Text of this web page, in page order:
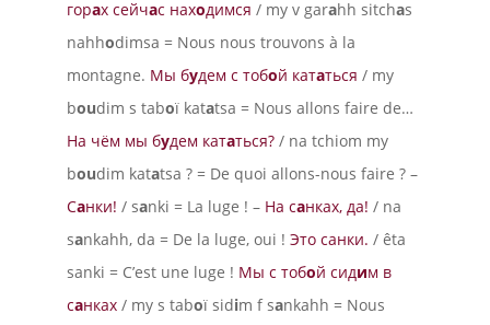
горах сейчас находимся / my v garahh sitchas
nahhodimsa = Nous nous trouvons à la
montagne. Мы будем с тобой кататься / my
boudim s taboï katatsa = Nous allons faire de…
На чём мы будем кататься?/ na tchiom my
boudim katatsa ? = De quoi allons-nous faire ? –
Санки! / sanki = La luge ! –На санках, да! / na
sankahh, da = De la luge, oui ! Это санки. / êta
sanki = C’est une luge ! Мы с тобой сидим в
санках/ my s taboï sidim f sankahh = Nous